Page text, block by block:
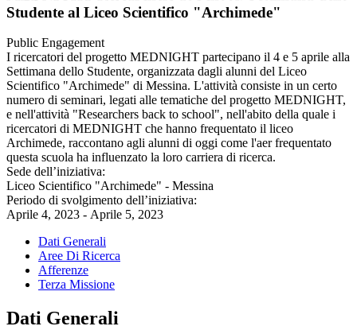
Studente al Liceo Scientifico "Archimede"
Public Engagement
I ricercatori del progetto MEDNIGHT partecipano il 4 e 5 aprile alla
Settimana dello Studente, organizzata dagli alunni del Liceo
Scientifico "Archimede" di Messina. L'attività consiste in un certo
numero di seminari, legati alle tematiche del progetto MEDNIGHT,
e nell'attività "Researchers back to school", nell'abito della quale i
ricercatori di MEDNIGHT che hanno frequentato il liceo
Archimede, raccontano agli alunni di oggi come l'aer frequentato
questa scuola ha influenzato la loro carriera di ricerca.
Sede dell’iniziativa:
Liceo Scientifico "Archimede" - Messina
Periodo di svolgimento dell’iniziativa:
Aprile 4, 2023 - Aprile 5, 2023
Dati Generali
Aree Di Ricerca
Afferenze
Terza Missione
Dati Generali